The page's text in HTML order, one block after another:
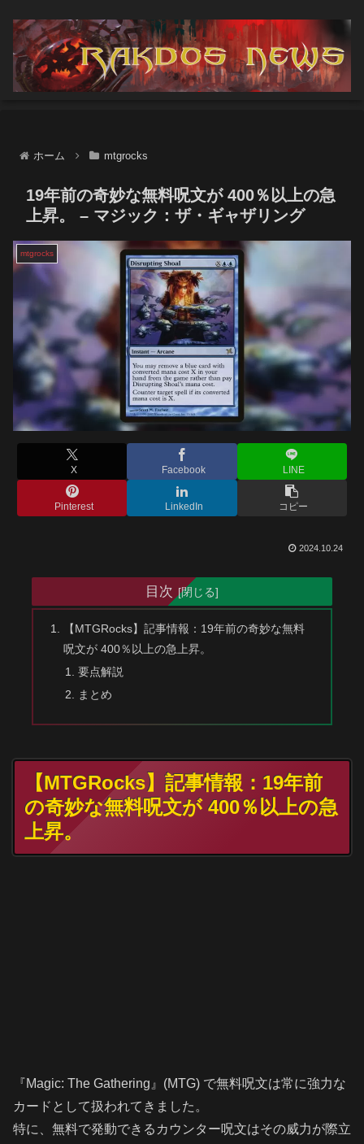
ホーム mtgrocks
19年前の奇妙な無料呪文が 400％以上の急
上昇。 – マジック：ザ・ギャザリング
mtgrocks
X Facebook LINE
Pinterest LinkedIn コピー
2024.10.24
目次
【MTGRocks】記事情報：19年前の奇妙な無料
呪文が 400％以上の急上昇。
要点解説
まとめ
【MTGRocks】記事情報：19年前
の奇妙な無料呪文が 400％以上の急
上昇。
『Magic: The Gathering』(MTG) で無料呪文は常に強力な
カードとして扱われてきました。
特に、無料で発動できるカウンター呪文はその威力が際立